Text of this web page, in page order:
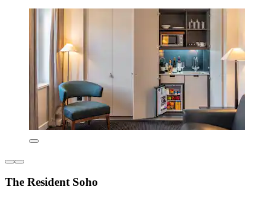
The Resident Soho